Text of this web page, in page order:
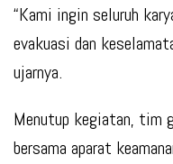
“Kami ingin seluruh
evakuasi dan
ujarnya.
Menutup kegiatan, tim
bersama aparat